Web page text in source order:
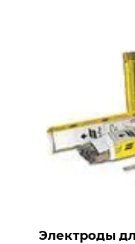
Электроды